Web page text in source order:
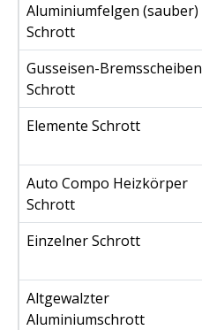
Aluminiumfelgen (sauber)
Schrott
Gusseisen-Bremsscheiben
Schrott
Elemente Schrott
Auto Compo Heizkörper
Schrott
Einzelner Schrott
Altgewalzter
Aluminiumschrott